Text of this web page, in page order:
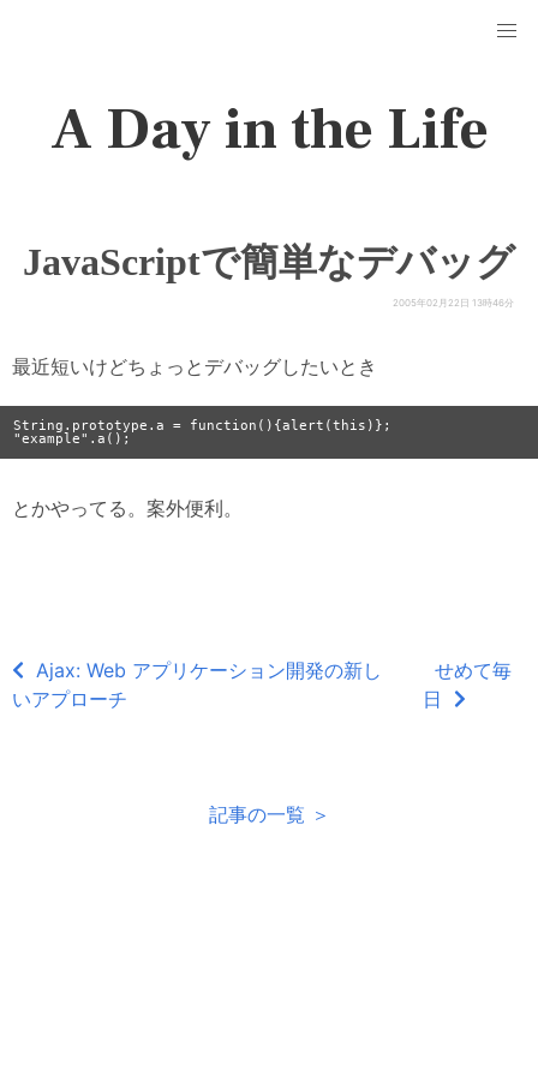
A Day in the Life
JavaScriptで簡単なデバッグ
2005年02月22日 13時46分
最近短いけどちょっとデバッグしたいとき
String.prototype.a = function(){alert(this)};
とかやってる。案外便利。
Ajax: Web アプリケーション開発の新し
いアプローチ
せめて毎
日
記事の一覧 ＞